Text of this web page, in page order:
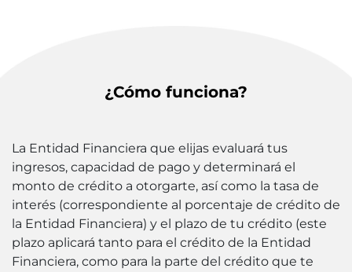
¿Cómo funciona?
La Entidad Financiera que elijas evaluará tus
ingresos, capacidad de pago y determinará el
monto de crédito a otorgarte, así como la tasa de
interés (correspondiente al porcentaje de crédito de
la Entidad Financiera) y el plazo de tu crédito (este
plazo aplicará tanto para el crédito de la Entidad
Financiera, como para la parte del crédito que te